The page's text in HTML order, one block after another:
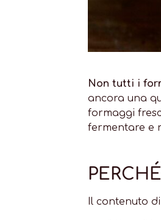
Non tutti i
ancora una
formaggi
fermentare e
Il contenuto